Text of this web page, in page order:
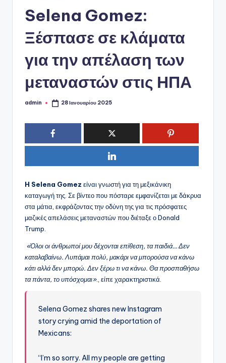
PSelena Gomez:
Ξέσπασε σε κλάματα
για την απέλαση των
μεταναστών στις ΗΠΑ
Συγγραφέας:
admin 28 Ιανουαρίου 2025
H Selena Gomez είναι γνωστή για τη μεξικάνικη
καταγωγή της. Σε βίντεο που πόσταρε εμφανίζεται με δάκρυα
στα μάτια, εκφράζοντας την οδύνη της για τις πρόσφατες
μαζικές απελάσεις μεταναστών που διέταξε ο Donald
Trump.
«Όλοι οι άνθρωποί μου δέχονται επίθεση, τα παιδιά… Δεν
καταλαβαίνω. Λυπάμαι πολύ, μακάρι να μπορούσα να κάνω
κάτι αλλά δεν μπορώ. Δεν ξέρω τι να κάνω. Θα προσπαθήσω
τα πάντα, το υπόσχομαι»., είπε χαρακτηριστικά.
Selena Gomez shares new Instagram
story crying amid the deportation of
Mexicans:
“I’m so sorry. All my people are getting